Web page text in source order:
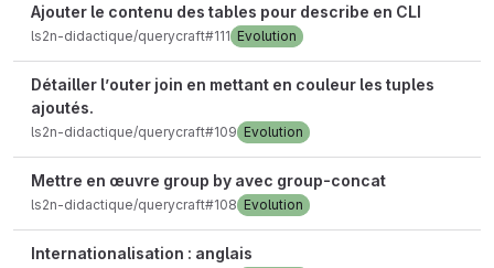
Ajouter le contenu des tables pour describe en CLI
ls2n-didactique/querycraft#111 Evolution
Détailler l’outer join en mettant en couleur les tuples
ajoutés.
ls2n-didactique/querycraft#109 Evolution
Mettre en œuvre group by avec group-concat
ls2n-didactique/querycraft#108 Evolution
Internationalisation : anglais